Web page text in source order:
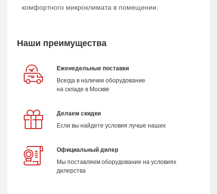
комфортного микроклимата в помещении.
Наши преимущества
Еженедельные поставки
Всегда в наличии оборудование
на складе в Москве
Делаем скидки
Если вы найдете условия лучше наших
Официальный дилер
Мы поставляем оборудование на условиях
дилерства